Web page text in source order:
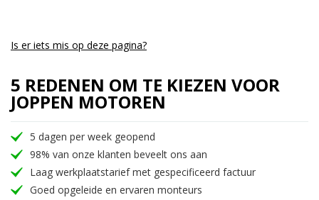
Is er iets mis op deze pagina?
5 REDENEN OM TE KIEZEN VOOR
JOPPEN MOTOREN
5 dagen per week geopend
98% van onze klanten beveelt ons aan
Laag werkplaatstarief met gespecificeerd factuur
Goed opgeleide en ervaren monteurs